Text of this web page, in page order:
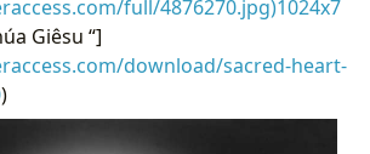
full/4876270.jpg)1024x7
Giêsu “]
download/sacred-heart-
)